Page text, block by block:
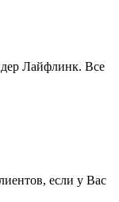
Лайфлинк. Все
если у Вас